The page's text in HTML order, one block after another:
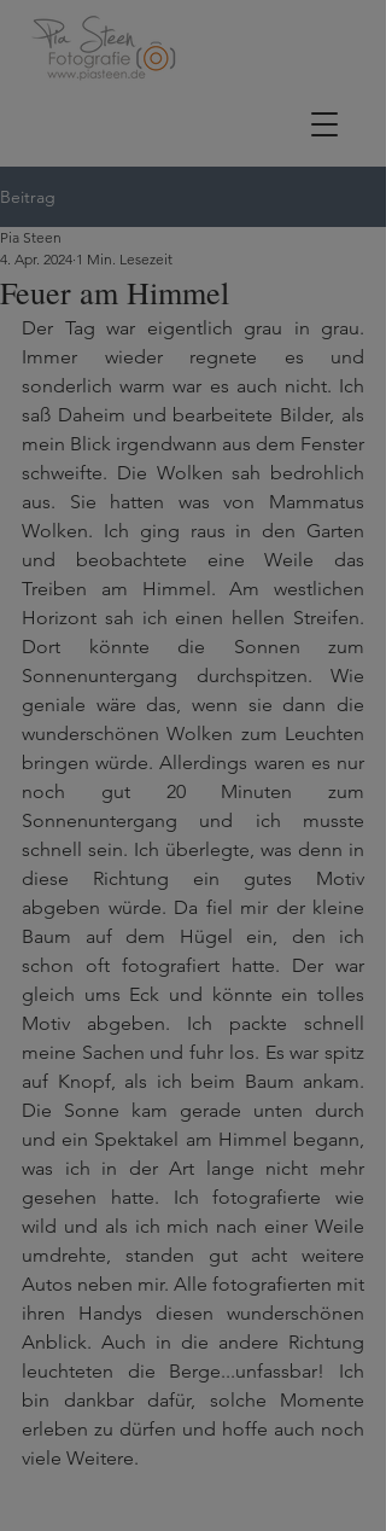
Beitrag
Feuer am Himmel
Pia Steen
4. Apr. 2024 1 Min. Lesezeit
Der Tag war eigentlich grau in grau.
Immer wieder regnete es und
sonderlich warm war es auch nicht. Ich
saß Daheim und bearbeitete Bilder, als
mein Blick irgendwann aus dem Fenster
schweifte. Die Wolken sah bedrohlich
aus. Sie hatten was von Mammatus
Wolken. Ich ging raus in den Garten
und beobachtete eine Weile das
Treiben am Himmel. Am westlichen
Horizont sah ich einen hellen Streifen.
Dort könnte die Sonnen zum
Sonnenuntergang durchspitzen. Wie
geniale wäre das, wenn sie dann die
wunderschönen Wolken zum Leuchten
bringen würde. Allerdings waren es nur
noch gut 20 Minuten zum
Sonnenuntergang und ich musste
schnell sein. Ich überlegte, was denn in
diese Richtung ein gutes Motiv
abgeben würde. Da fiel mir der kleine
Baum auf dem Hügel ein, den ich
schon oft fotografiert hatte. Der war
gleich ums Eck und könnte ein tolles
Motiv abgeben. Ich packte schnell
meine Sachen und fuhr los. Es war spitz
auf Knopf, als ich beim Baum ankam.
Die Sonne kam gerade unten durch
und ein Spektakel am Himmel begann,
was ich in der Art lange nicht mehr
gesehen hatte. Ich fotografierte wie
wild und als ich mich nach einer Weile
umdrehte, standen gut acht weitere
Autos neben mir. Alle fotografierten mit
ihren Handys diesen wunderschönen
Anblick. Auch in die andere Richtung
leuchteten die Berge...unfassbar! Ich
bin dankbar dafür, solche Momente
erleben zu dürfen und hoffe auch noch
viele Weitere.